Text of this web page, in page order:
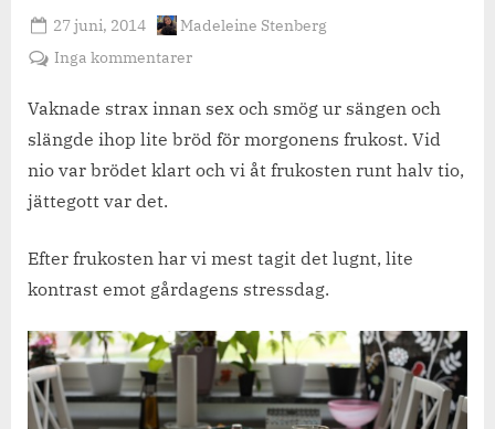
Posted
on
27 juni, 2014 By
Madeleine Stenberg
Inga kommentarertill
och
att
Vaknade strax innan sex och smög ur sängen och
slängde ihop lite bröd för morgonens frukost. Vid
nio var brödet klart och vi åt frukosten runt halv tio,
jättegott var det.
Efter frukosten har vi mest tagit det lugnt, lite
kontrast emot gårdagens stressdag.